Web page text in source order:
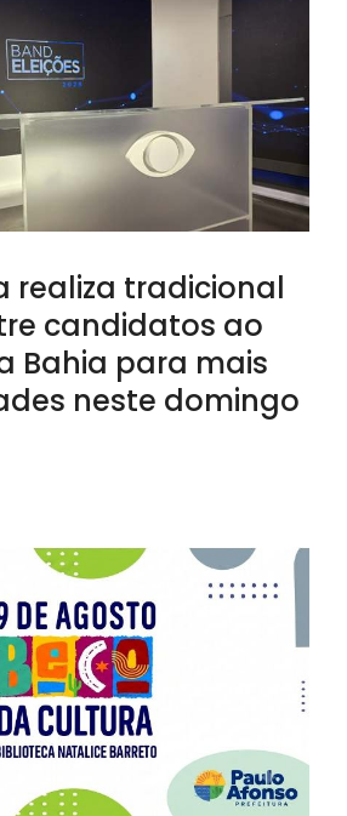
realiza tradicional
candidatos ao
Bahia para mais
neste domingo